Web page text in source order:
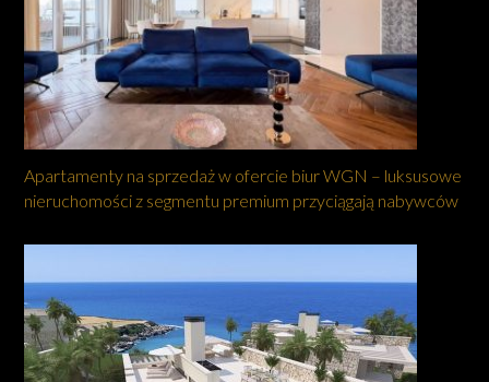
Apartamenty na sprzedaż w ofercie biur WGN – luksusowe
nieruchomości z segmentu premium przyciągają nabywców